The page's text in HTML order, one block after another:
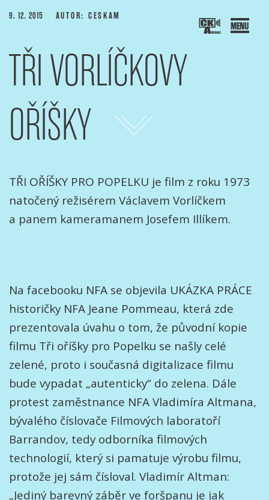
P
ř
e
j
í
t
o
b
s
a
h
u
w
e
b
u
ČESKÝCH KAMERAMANŮ
portál Asociace českých kameramanů
PUBLIKOVÁNO
9. 12. 2015 AUTOR: CESKAM
TŘI VORLÍČKOVY
OŘÍŠKY
TŘI OŘÍŠKY PRO POPELKU je film z roku 1973
natočený režisérem Václavem Vorlíčkem
a panem kameramanem Josefem Illíkem.
Na facebooku NFA se objevila UKÁZKA PRÁCE
historičky NFA Jeane Pommeau, která zde
prezentovala úvahu o tom, že původní kopie
filmu Tři oříšky pro Popelku se našly celé
zelené, proto i současná digitalizace filmu
bude vypadat „autenticky“ do zelena. Dále
protest zaměstnance NFA Vladimíra Altmana,
bývalého číslovače Filmových laboratoří
Barrandov, tedy odborníka filmových
technologií, který si pamatuje výrobu filmu,
protože jej sám čísloval. Vladimír Altman:
„Jediný barevný záběr ve foršpanu je jak